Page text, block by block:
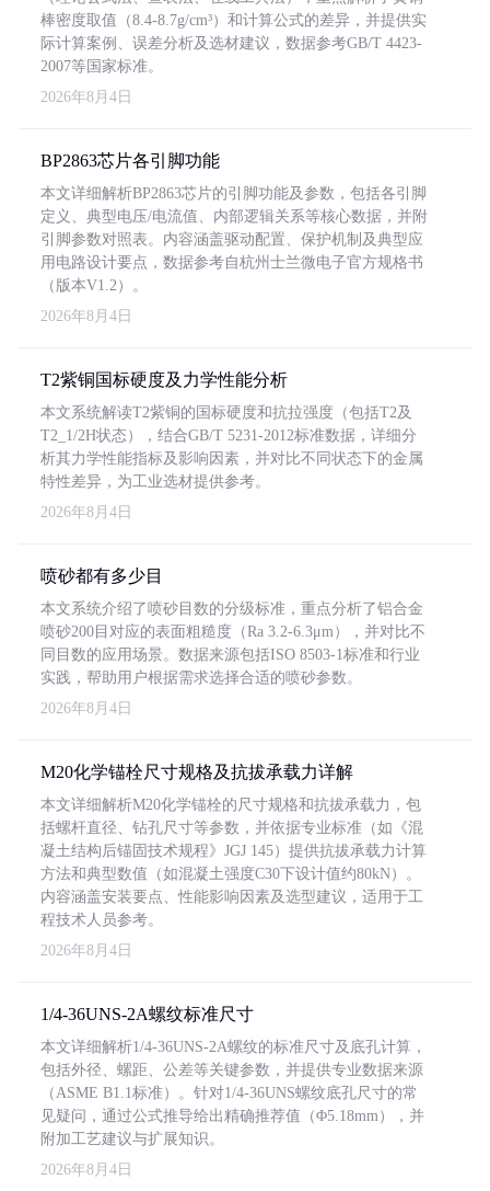
棒密度取值（8.4-8.7g/cm³）和计算公式的差异，并提供实
际计算案例、误差分析及选材建议，数据参考GB/T 4423-
2007等国家标准。
2026年8月4日
BP2863芯片各引脚功能
本文详细解析BP2863芯片的引脚功能及参数，包括各引脚
定义、典型电压/电流值、内部逻辑关系等核心数据，并附
引脚参数对照表。内容涵盖驱动配置、保护机制及典型应
用电路设计要点，数据参考自杭州士兰微电子官方规格书
（版本V1.2）。
2026年8月4日
T2紫铜国标硬度及力学性能分析
本文系统解读T2紫铜的国标硬度和抗拉强度（包括T2及
T2_1/2H状态），结合GB/T 5231-2012标准数据，详细分
析其力学性能指标及影响因素，并对比不同状态下的金属
特性差异，为工业选材提供参考。
2026年8月4日
喷砂都有多少目
本文系统介绍了喷砂目数的分级标准，重点分析了铝合金
喷砂200目对应的表面粗糙度（Ra 3.2-6.3μm），并对比不
同目数的应用场景。数据来源包括ISO 8503-1标准和行业
实践，帮助用户根据需求选择合适的喷砂参数。
2026年8月4日
M20化学锚栓尺寸规格及抗拔承载力详解
本文详细解析M20化学锚栓的尺寸规格和抗拔承载力，包
括螺杆直径、钻孔尺寸等参数，并依据专业标准（如《混
凝土结构后锚固技术规程》JGJ 145）提供抗拔承载力计算
方法和典型数值（如混凝土强度C30下设计值约80kN）。
内容涵盖安装要点、性能影响因素及选型建议，适用于工
程技术人员参考。
2026年8月4日
1/4-36UNS-2A螺纹标准尺寸
本文详细解析1/4-36UNS-2A螺纹的标准尺寸及底孔计算，
包括外径、螺距、公差等关键参数，并提供专业数据来源
（ASME B1.1标准）。针对1/4-36UNS螺纹底孔尺寸的常
见疑问，通过公式推导给出精确推荐值（Φ5.18mm），并
附加工艺建议与扩展知识。
2026年8月4日